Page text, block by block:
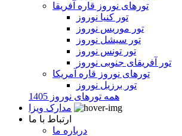
تورهای نوروز قاره آفریقا
تور کنیا نوروز
تور موریس نوروز
تور سیشل نوروز
تور تونس نوروز
تور آفریقای جنوبی نوروز
تورهای نوروز قاره آمریکا
تور برزیل نوروز
همه تورهای نوروز 1405
مدارک ویزا
ارتباط با ما
درباره ما